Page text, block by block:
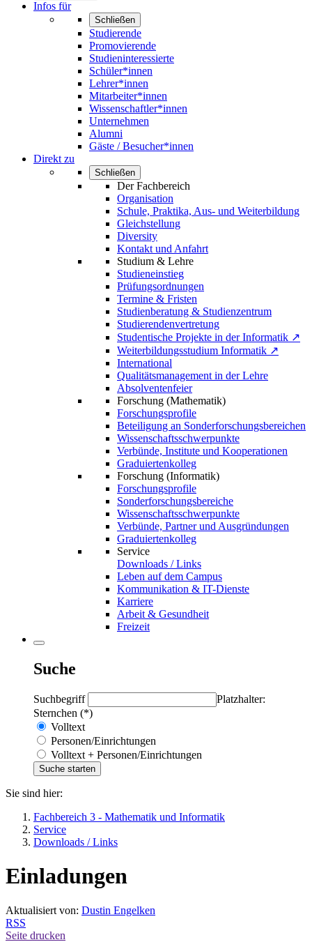
Infos für
Schließen
Studierende
Promovierende
Studieninteressierte
Schüler*innen
Lehrer*innen
Mitarbeiter*innen
Wissenschaftler*innen
Unternehmen
Alumni
Gäste / Besucher*innen
Direkt zu
Schließen
Der Fachbereich
Organisation
Schule, Praktika, Aus- und Weiterbildung
Gleichstellung
Diversity
Kontakt und Anfahrt
Studium & Lehre
Studieneinstieg
Prüfungsordnungen
Termine & Fristen
Studienberatung & Studienzentrum
Studierendenvertretung
Studentische Projekte in der Informatik ↗
Weiterbildungsstudium Informatik ↗
International
Qualitätsmanagement in der Lehre
Absolventenfeier
Forschung (Mathematik)
Forschungsprofile
Beteiligung an Sonderforschungsbereichen
Wissenschaftsschwerpunkte
Verbünde, Institute und Kooperationen
Graduiertenkolleg
Forschung (Informatik)
Forschungsprofile
Sonderforschungsbereiche
Wissenschaftsschwerpunkte
Verbünde, Partner und Ausgründungen
Graduiertenkolleg
Service
Downloads / Links
Leben auf dem Campus
Kommunikation & IT-Dienste
Karriere
Arbeit & Gesundheit
Freizeit
Suche
Suchbegriff
Platzhalter:
Sternchen (*)
Volltext
Personen/Einrichtungen
Volltext + Personen/Einrichtungen
Sie sind hier:
Fachbereich 3 - Mathematik und Informatik
Service
Downloads / Links
Einladungen
Aktualisiert von: Dustin Engelken
RSS
Seite drucken